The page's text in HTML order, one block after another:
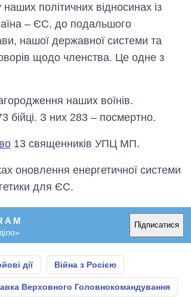
політичних відносинах із
– ЄС, до подальшого
нашої державної системи та
щодо членства. Це одне з
наших воїнів.
бійці. З них 283 – посмертно.
13 священників УПЦ МП.
оновлення енергетичної системи
для ЄС.
Підписатися
дії Війна з Росією
Верховного Головнокомандування